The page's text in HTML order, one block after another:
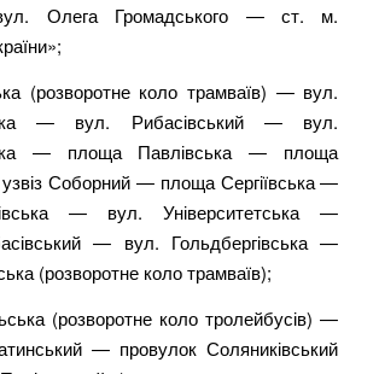
Олега Громадського — ст. м.
(розворотне коло трамваїв) — вул.
— вул. Рибасівський — вул.
— площа Павлівська — площа
узвіз Соборний — площа Сергіївська —
— вул. Університетська —
— вул. Гольдбергівська —
(розворотне коло трамваїв);
(розворотне коло тролейбусів) —
— провулок Соляниківський